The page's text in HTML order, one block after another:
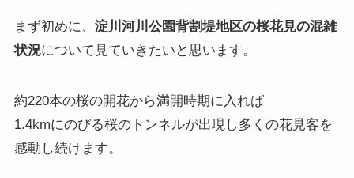
まず初めに、 淀川河川公園背割堤地区の桜花見の混雑
状況について見ていきたいと思います。
約220本の桜の開花から満開時期に入れば
1.4kmにのびる桜のトンネルが出現し多くの花見客を
感動し続けます。